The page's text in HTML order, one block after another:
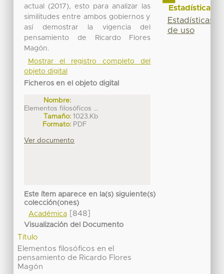
actual (2017), esto para analizar las
similitudes entre ambos gobiernos y
así demostrar la vigencia del
pensamiento de Ricardo Flores
Magón.
Mostrar el registro completo del
objeto digital
Ficheros en el objeto digital
Nombre:
Elementos filosóficos ...
Tamaño: 1023.Kb
Formato: PDF
Ver documento
Este ítem aparece en la(s) siguiente(s)
colección(ones)
Académica[848]
Visualización del Documento
Título
Elementos filosóficos en el
pensamiento de Ricardo Flores
Magón
Estadísticas
Estadísticas
de uso